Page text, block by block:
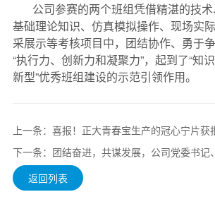
公司参赛的两个班组凭借精湛的技
基础理论知识、仿真模拟操作、现场实
采展示等考核项目中，团结协作、勇于
“执行力、创新力和凝聚力”，起到了“知
新型”优秀班组建设的示范引领作用。
返回列表